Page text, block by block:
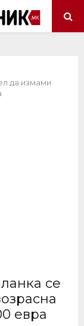
да измами
се
евра